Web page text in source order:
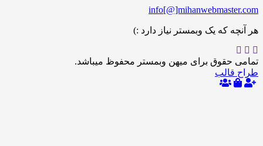
که یک وبمستر نیاز دارد :)
برای میهن وبمستر محفوظ میباشد.